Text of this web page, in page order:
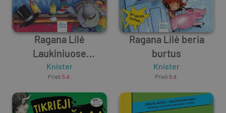
Ragana Lilė
Laukiniuose
Vakaruose
Knister
Prieš 5 d.
Ragana Lilė beria
burtus
Knister
Prieš 5 d.